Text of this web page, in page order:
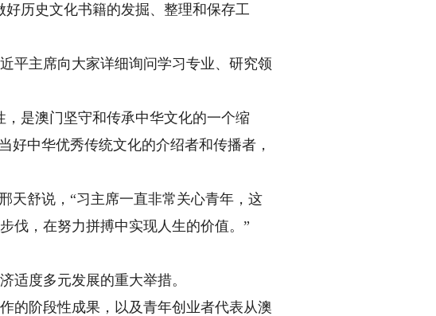
历史文化书籍的发掘、整理和保存工
主席向大家详细询问学习专业、研究领
是澳门坚守和传承中华文化的一个缩
好中华优秀传统文化的介绍者和传播者，
舒说，“习主席一直非常关心青年，这
伐，在努力拼搏中实现人生的价值。”
度多元发展的重大举措。
阶段性成果，以及青年创业者代表从澳